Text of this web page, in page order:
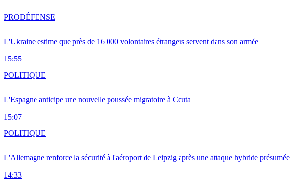
L'Ukraine estime que près de 16 000 volontaires étrangers servent dans son armée
15:55
PRODÉFENSE
L'Espagne anticipe une nouvelle poussée migratoire à Ceuta
15:07
POLITIQUE
L'Allemagne renforce la sécurité à l'aéroport de Leipzig après une attaque hybride présumée
14:33
POLITIQUE